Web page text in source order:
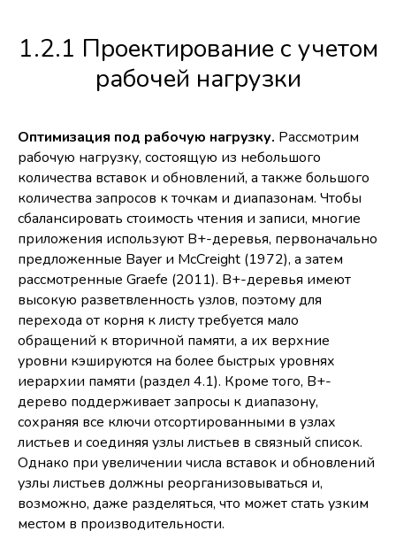
1.2.1 Проектирование с учетом
рабочей нагрузки
Оптимизация под рабочую нагрузку. Рассмотрим
рабочую нагрузку, состоящую из небольшого
количества вставок и обновлений, а также большого
количества запросов к точкам и диапазонам. Чтобы
сбалансировать стоимость чтения и записи, многие
приложения используют B+-деревья, первоначально
предложенные Bayer и McCreight (1972), а затем
рассмотренные Graefe (2011). B+-деревья имеют
высокую разветвленность узлов, поэтому для
перехода от корня к листу требуется мало
обращений к вторичной памяти, а их верхние
уровни кэшируются на более быстрых уровнях
иерархии памяти (раздел 4.1). Кроме того, B+-
дерево поддерживает запросы к диапазону,
сохраняя все ключи отсортированными в узлах
листьев и соединяя узлы листьев в связный список.
Однако при увеличении числа вставок и обновлений
узлы листьев должны реорганизовываться и,
возможно, даже разделяться, что может стать узким
местом в производительности.